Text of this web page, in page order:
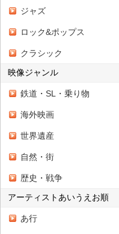
ジャズ
ロック&ポップス
クラシック
映像ジャンル
鉄道・SL・乗り物
海外映画
世界遺産
自然・街
歴史・戦争
アーティストあいうえお順
あ行